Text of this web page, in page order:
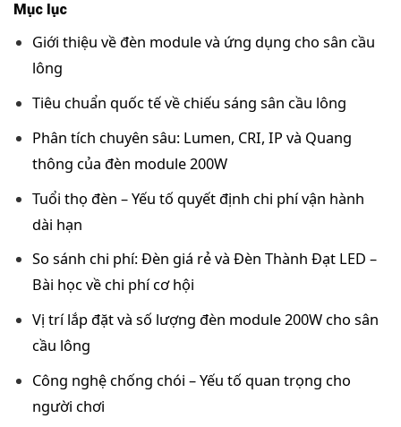
Mục lục
Giới thiệu về đèn module và ứng dụng cho sân cầu
lông
Tiêu chuẩn quốc tế về chiếu sáng sân cầu lông
Phân tích chuyên sâu: Lumen, CRI, IP và Quang
thông của đèn module 200W
Tuổi thọ đèn – Yếu tố quyết định chi phí vận hành
dài hạn
So sánh chi phí: Đèn giá rẻ và Đèn Thành Đạt LED –
Bài học về chi phí cơ hội
Vị trí lắp đặt và số lượng đèn module 200W cho sân
cầu lông
Công nghệ chống chói – Yếu tố quan trọng cho
người chơi